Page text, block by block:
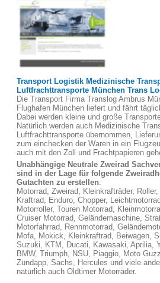
Transport Logistik Medizinische
Luftfrachttransporte München Trans
Die Transport Firma Translog Ambrus
Flughafen München liefert und fährt
Dabei werden kleine und große
Natürlich werden auch Medizinische
Luftfrachttransporte übernommen,
zum einchecken der Waren in ein
auch mit den Zoll und Frachtpapieren
Unabhängige Neutrale Zweirad
sind in der Lage für folgende
Gutachten zu erstellen:
Motorrad, Zweirad, Kleinkrafträder,
Kraftrad, Enduro, Chopper,
Motorroller, Touren Motorrad,
Cruiser Motorrad, Geländemaschine,
Motorfahrrad, Rennmotorrad,
Mofa, Mokick, Kleinkraftrad, Beiwagen,
Suzuki, KTM, Ducati, Kawasaki, Aprilia,
BMW, Triumph, NSU, Piaggio, Moto
Zündapp, Sachs, Hercules und viele
natürlich auch Oldtimer Motorräder.